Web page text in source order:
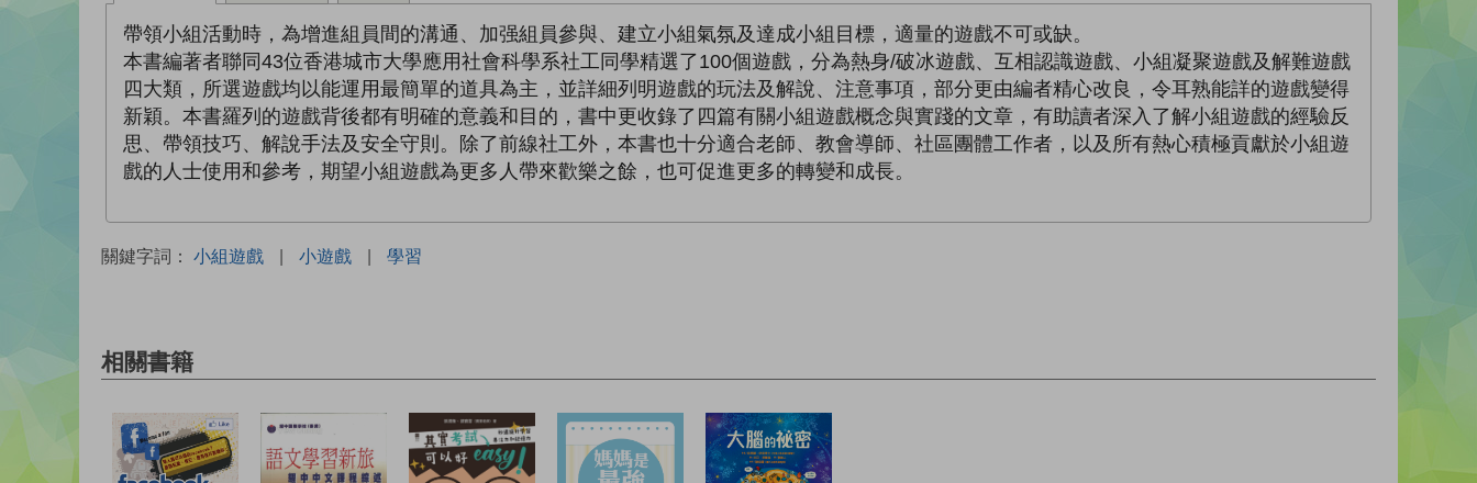
帶領小組活動時，為增進組員間的溝通、加强組員參與、建立小組氣氛及達成小組目標，適量的遊戲不可或缺。
本書編著者聯同43位香港城市大學應用社會科學系社工同學精選了100個遊戲，分為熱身/破冰遊戲、互相認識遊戲、小組凝聚遊戲及解難遊戲
四大類，所選遊戲均以能運用最簡單的道具為主，並詳細列明遊戲的玩法及解說、注意事項，部分更由編者精心改良，令耳熟能詳的遊戲變得
新穎。本書羅列的遊戲背後都有明確的意義和目的，書中更收錄了四篇有關小組遊戲概念與實踐的文章，有助讀者深入了解小組遊戲的經驗反
思、帶領技巧、解說手法及安全守則。除了前線社工外，本書也十分適合老師、教會導師、社區團體工作者，以及所有熱心積極貢獻於小組遊
戲的人士使用和參考，期望小組遊戲為更多人帶來歡樂之餘，也可促進更多的轉變和成長。
關鍵字詞： 小組遊戲 | 小遊戲 | 學習
相關書籍